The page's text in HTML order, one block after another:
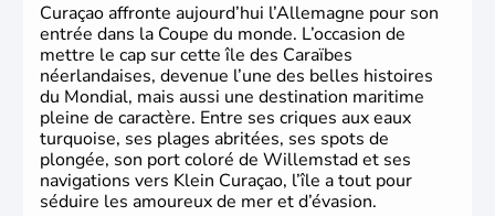
Curaçao affronte aujourd’hui l’Allemagne pour son
entrée dans la Coupe du monde. L’occasion de
mettre le cap sur cette île des Caraïbes
néerlandaises, devenue l’une des belles histoires
du Mondial, mais aussi une destination maritime
pleine de caractère. Entre ses criques aux eaux
turquoise, ses plages abritées, ses spots de
plongée, son port coloré de Willemstad et ses
navigations vers Klein Curaçao, l’île a tout pour
séduire les amoureux de mer et d’évasion.